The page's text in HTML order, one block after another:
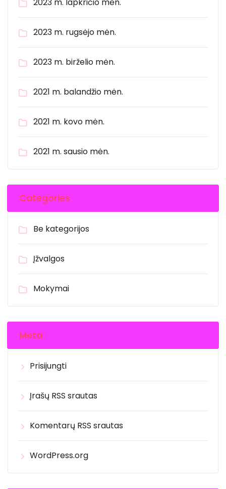
2023 m. rugsėjo mėn.
2023 m. birželio mėn.
2021 m. balandžio mėn.
2021 m. kovo mėn.
2021 m. sausio mėn.
Categories
Be kategorijos
Įžvalgos
Mokymai
Meta
Prisijungti
Įrašų RSS srautas
Komentarų RSS srautas
WordPress.org